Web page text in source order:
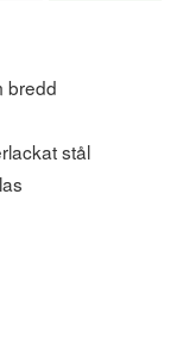
bredd
stål